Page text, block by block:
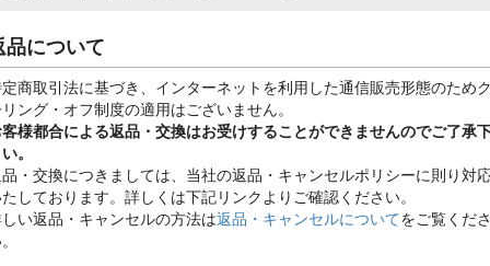
品について
商取引法に基づき、インターネットを利用した通信販売形態のため
ング・オフ制度の適用はございません。
様都合による返品・交換はお受けすることができませんのでご了承
。
・交換につきましては、当社の返品・キャンセルポリシーに則り対
しております。詳しくは下記リンクよりご確認ください。
い返品・キャンセルの方法は返品・キャンセルについてをご覧くだ